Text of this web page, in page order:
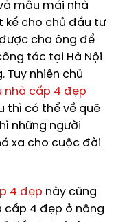
mẫu mái nhà
kế cho chủ đầu tư
cha ông để
tác tại Hà Nội
Tuy nhiên chủ
nhà cấp 4 đẹp
thì có thể về quê
những người
xa cho cuộc đời
4 đẹp này cũng
cấp 4 đẹp ở nông